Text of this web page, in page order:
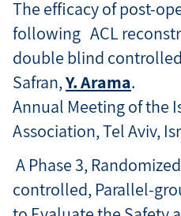
The efficacy of post-
following ACL
double blind
Safran,Y. Arama.
Annual Meeting of the
Association, Tel Aviv,
A Phase 3,
controlled, Parallel-